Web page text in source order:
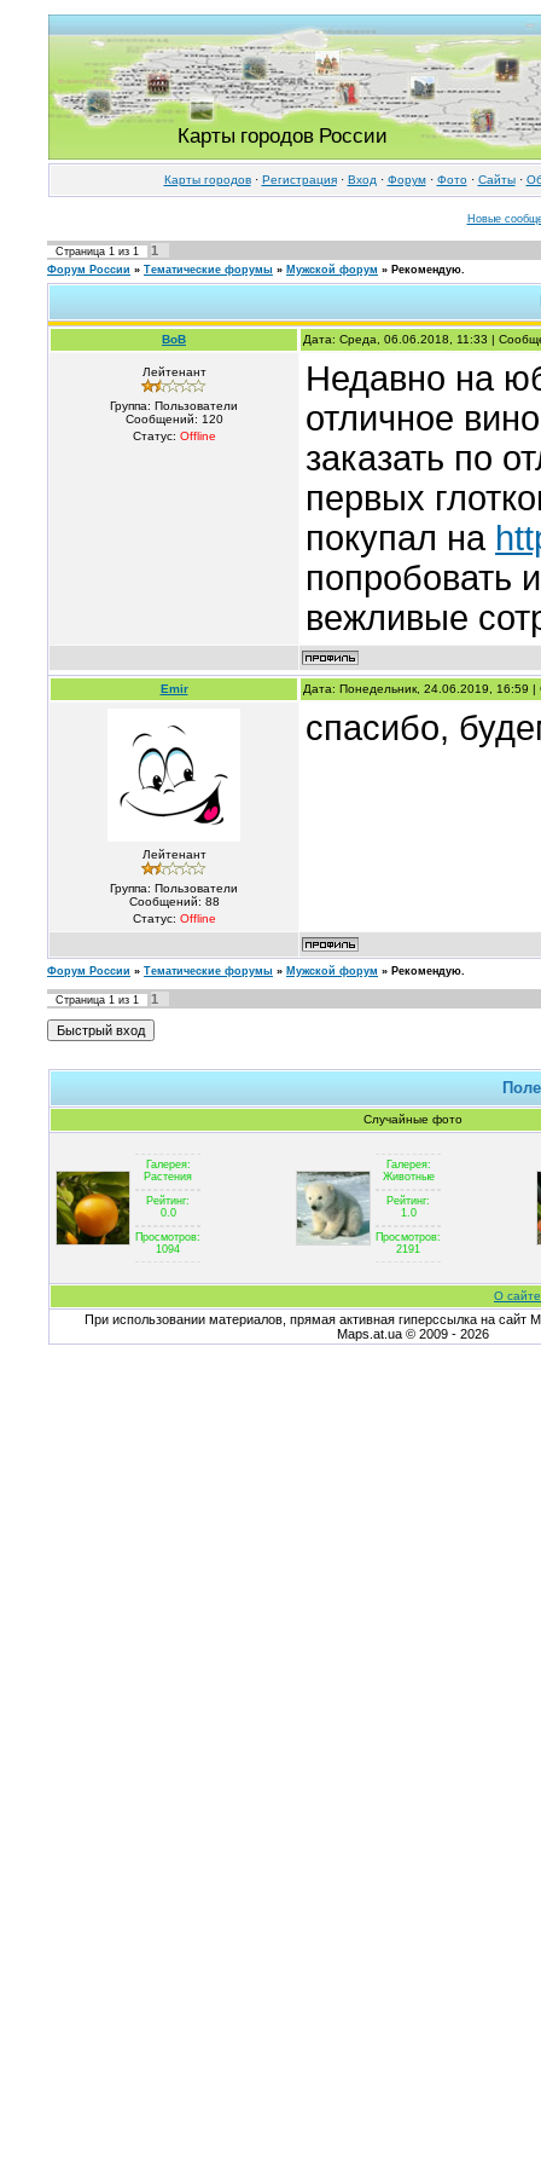
Карты городов России
Карты городов· Регистрация· Вход · Форум· Фото· Cайты·
Новые
Страница 1 из 1 1
Форум России » Тематические форумы » Мужской форум » Рекомендую.
BoB Дата: Среда, 06.06.2018, 11:33 |
Лейтенант
Группа: Пользователи
Сообщений: 120
Статус: Offline
Недавно на
отличное
заказать по
первых
покупал на
попробовать
вежливые
Emir Дата: Понедельник, 24.06.2019, 16:59
Лейтенант
Группа: Пользователи
Сообщений: 88
Статус: Offline
спасибо,
Форум России » Тематические форумы » Мужской форум » Рекомендую.
Страница 1 из 1 1
Случайные фото
Галерея:
Растения
Рейтинг:
0.0
Просмотров:
1094
Галерея:
Животные
Рейтинг:
1.0
Просмотров:
2191
О
При использовании материалов, прямая активная гиперссылка на сайт
Maps.at.ua © 2009 - 2026